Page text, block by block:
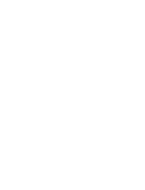
彦，稲岡 努，相羽久輝
平，相羽久輝
亥章平，相羽久輝
，相羽久輝
史，杉本英治，木村浩明
杉本英治，木村浩明
瘍（IMT） 綾田善行・山元英
朗，杉本英治，相羽久輝
，杉本英治，相羽久輝
崎 健，鷺山幸二，相羽久輝
鈴木智大・江原 茂，武内章彦